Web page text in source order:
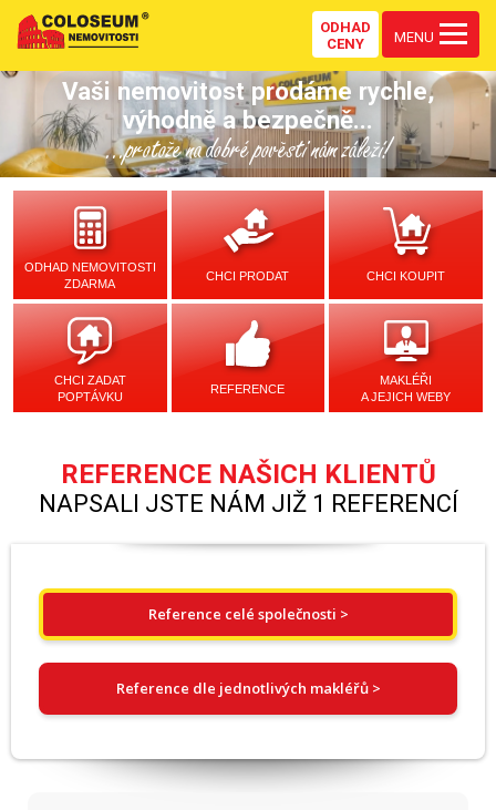
ODHAD
CENY
MENU
Vaši nemovitost prodáme rychle,
výhodně a bezpečně...
...protože na dobré pověsti nám záleží!
ODHAD NEMOVITOSTI
ZDARMA
CHCI PRODAT CHCI KOUPIT
CHCI ZADAT
POPTÁVKU
REFERENCE
MAKLÉŘI
A JEJICH WEBY
REFERENCE NAŠICH KLIENTŮ
NAPSALI JSTE NÁM JIŽ 1 REFERENCÍ
Reference celé společnosti >
Reference dle jednotlivých makléřů >